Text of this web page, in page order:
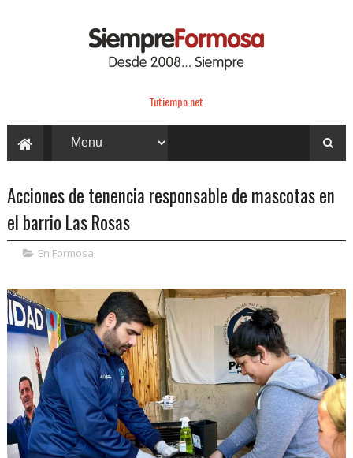
Tutiempo.net
Acciones de tenencia responsable de mascotas en
el barrio Las Rosas
En Formosa